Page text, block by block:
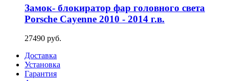
Замок- блокиратор фар головного света
Porsche Cayenne 2010 - 2014 г.в.
27490 руб.
Доставка
Установка
Гарантия